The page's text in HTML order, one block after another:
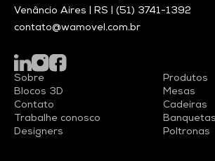
Venâncio Aires | RS | (51) 3741-1392
contato@wamovel.com.br
Sobre
Blocos 3D
Contato
Trabalhe conosco
Designers
Produtos
Mesas
Cadeiras
Banquetas
Poltronas